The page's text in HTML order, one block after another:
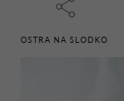
OSTRA NA SLODKO